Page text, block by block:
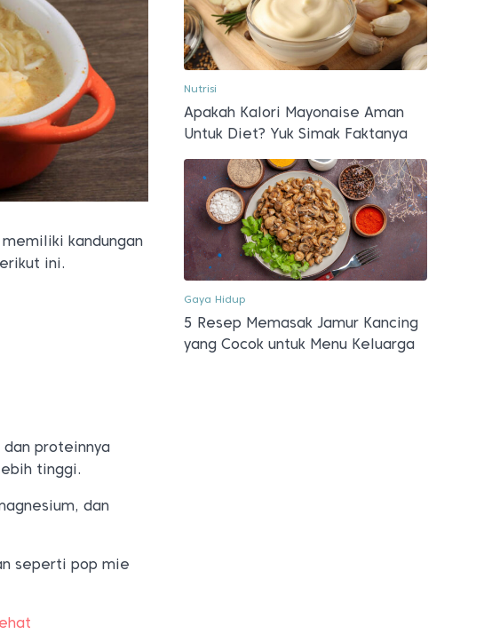
kandungan
ini.
proteinnya
tinggi.
dan
seperti pop mie
Nutrisi
Apakah Kalori Mayonaise Aman
Untuk Diet? Yuk Simak Faktanya
Gaya Hidup
5 Resep Memasak Jamur Kancing
yang Cocok untuk Menu Keluarga